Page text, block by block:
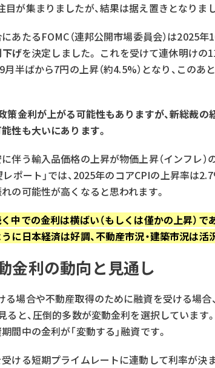
が集まりましたが、結果は据え置きとなりまし
あたるFOMC（連邦公開市場委員会）は2025年
げを決定しました。 これを受けて連休明け
月半ばから7円の上昇（約4.5%）となり、この
金利が上がる可能性もありますが、新総裁の
性も大いにあります。
伴う輸入品価格の上昇が物価上昇（インフレ）
ポート」では、2025年のコアCPIの上昇率は
の可能性が高くなると思われます。
中での金利は横ばい（もしくは僅かの上昇）
に日本経済は好調、不動産市況・建築市況は活
金利の動向と見通し
場合や不動産取得のために融資を受ける場
と、圧倒的多数が変動金利を選択しています。
間中の金利が「変動する」融資です。
ける短期プライムレートに連動して利率が決